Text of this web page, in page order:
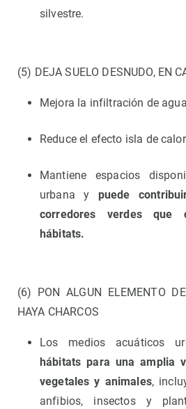
silvestre.
(5) DEJA SUELO DESNUDO, EN
Mejora la infiltración de
Reduce el efecto isla de
Mantiene espacios
urbana y puede
corredores verdes que
hábitats.
(6) PON ALGUN ELEMENTO
HAYA CHARCOS
Los medios acuáticos
hábitats para una amplia
vegetales y animales,
anfibios, insectos y